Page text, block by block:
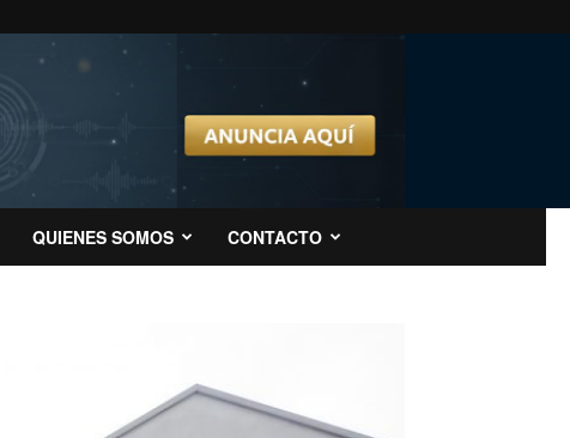
QUIENES SOMOS CONTACTO